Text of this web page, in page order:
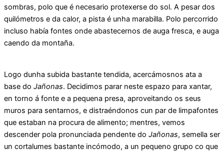
sombras, polo que é necesario protexerse do sol. A pesar dos
quilómetros e da calor, a pista é unha marabilla. Polo percorrido
incluso había fontes onde abastecernos de auga fresca, e auga
caendo da montaña.
Logo dunha subida bastante tendida, acercámosnos ata a
base do Jañonas. Decidimos parar neste espazo para xantar,
en torno á fonte e a pequena presa, aproveitando os seus
muros para sentarnos, e distraéndonos cun par de limpafontes
que estaban na procura de alimento; mentres, vemos
descender pola pronunciada pendente do Jañonas, semella ser
un cortalumes bastante incómodo, a un pequeno grupo co que